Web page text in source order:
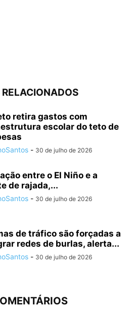
retira gastos com
escolar do teto de
- 30 de julho de 2026
entre o El Niño e a
de rajada,...
- 30 de julho de 2026
de tráfico são forçadas a
redes de burlas, alerta...
- 30 de julho de 2026